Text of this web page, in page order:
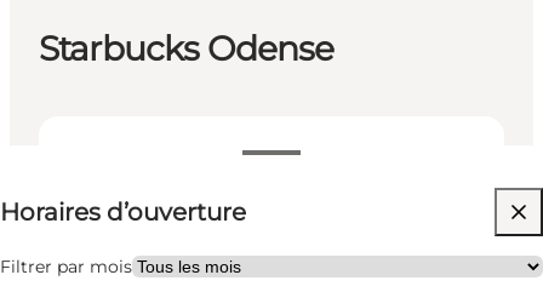
Starbucks Odense
Voir les horaires d’ouverture
Horaires d’ouverture
Filtrer par mois
Visiter le site web
Friends